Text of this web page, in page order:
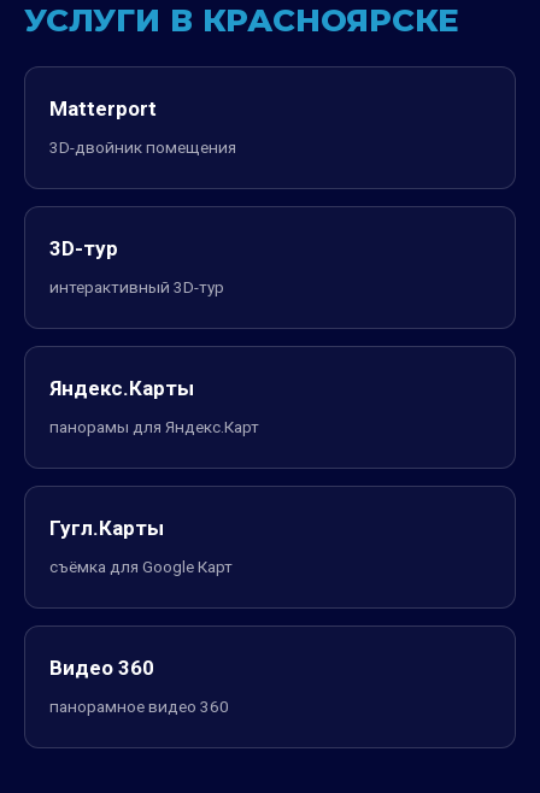
УСЛУГИ В КРАСНОЯРСКЕ
Matterport
3D-двойник помещения
3D-тур
интерактивный 3D-тур
Яндекс.Карты
панорамы для Яндекс.Карт
Гугл.Карты
съёмка для Google Карт
Видео 360
панорамное видео 360